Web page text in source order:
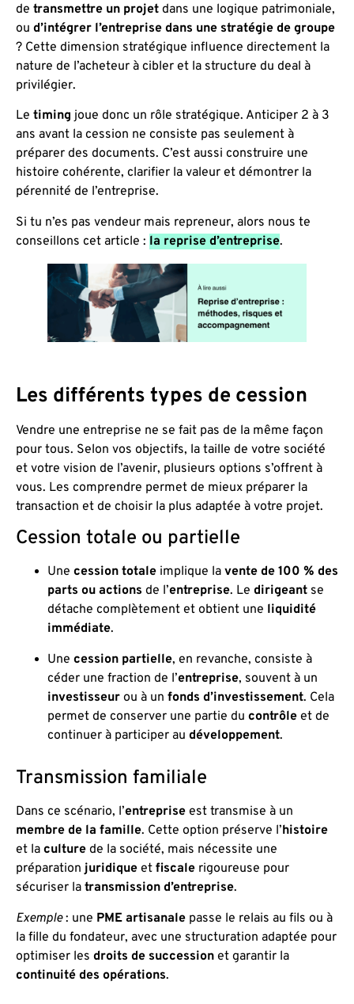
de transmettre un projet dans une logique patrimoniale,
ou d’intégrer l’entreprise dans une stratégie de groupe
? Cette dimension stratégique influence directement la
nature de l’acheteur à cibler et la structure du deal à
privilégier.
Le timing joue donc un rôle stratégique. Anticiper 2 à 3
ans avant la cession ne consiste pas seulement à
préparer des documents. C’est aussi construire une
histoire cohérente, clarifier la valeur et démontrer la
pérennité de l’entreprise.
Si tu n’es pas vendeur mais repreneur, alors nous te
conseillons cet article : la reprise d’entreprise.
Les différents types de cession
Vendre une entreprise ne se fait pas de la même façon
pour tous. Selon vos objectifs, la taille de votre société
et votre vision de l’avenir, plusieurs options s’offrent à
vous. Les comprendre permet de mieux préparer la
transaction et de choisir la plus adaptée à votre projet.
Cession totale ou partielle
Une cession totale implique la vente de 100 % des
parts ou actions de l’entreprise. Le dirigeant se
détache complètement et obtient une liquidité
immédiate.
Une cession partielle, en revanche, consiste à
céder une fraction de l’entreprise, souvent à un
investisseur ou à un fonds d’investissement. Cela
permet de conserver une partie du contrôle et de
continuer à participer au développement.
Transmission familiale
Dans ce scénario, l’entreprise est transmise à un
membre de la famille. Cette option préserve l’histoire
et la culture de la société, mais nécessite une
préparationjuridique et fiscale rigoureuse pour
sécuriser la transmission d’entreprise.
Exemple: une PME artisanale passe le relais au fils ou à
la fille du fondateur, avec une structuration adaptée pour
optimiser les droits de succession et garantir la
continuité des opérations.